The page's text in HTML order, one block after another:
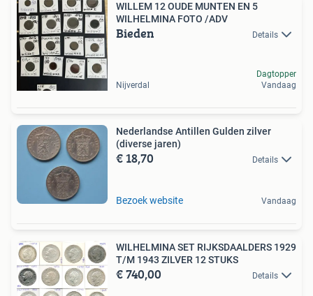
WILLEM 12 OUDE MUNTEN EN 5
WILHELMINA FOTO /ADV
Bieden Details
Nijverdal
Dagtopper
Vandaag
Nederlandse Antillen Gulden zilver
(diverse jaren)
€ 18,70 Details
Bezoek website Vandaag
WILHELMINA SET RIJKSDAALDERS 1929
T/M 1943 ZILVER 12 STUKS
€ 740,00 Details